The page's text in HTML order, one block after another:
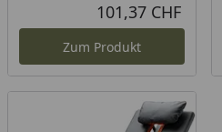
101,37 CHF
Zum Produkt